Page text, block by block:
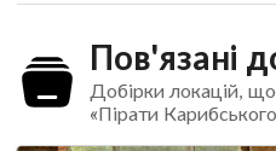
Пов'язані
Добірки локацій, що
«Пірати